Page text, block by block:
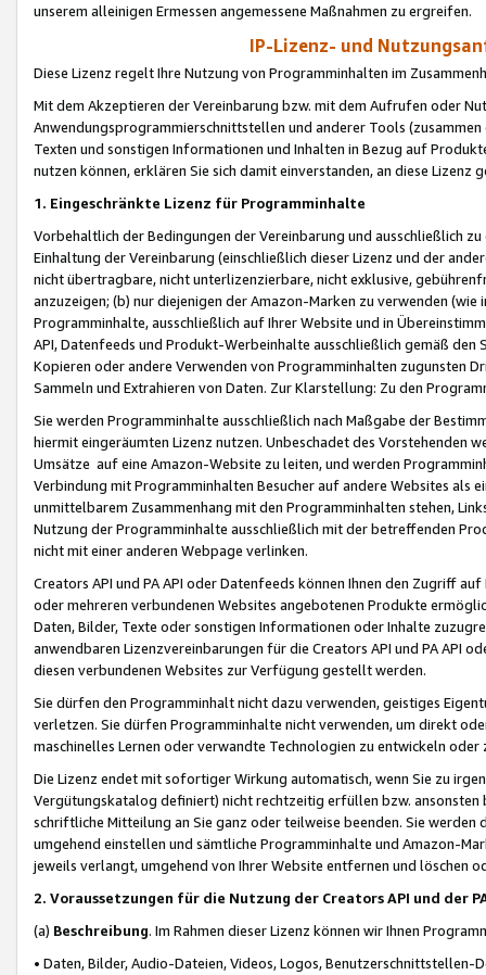
unserem alleinigen Ermessen angemessene Maßnahmen zu ergreifen.
IP-Lizenz- und
Diese Lizenz regelt Ihre Nutzung von Programminhalten im
Mit dem Akzeptieren der Vereinbarung bzw. mit dem Aufrufen oder
Anwendungsprogrammierschnittstellen und anderer Tools (zusammen
Texten und sonstigen Informationen und Inhalten in Bezug auf
nutzen können, erklären Sie sich damit einverstanden, an diese Lizenz
1. Eingeschränkte Lizenz für Programminhalte
Vorbehaltlich der Bedingungen der Vereinbarung und ausschließlich
Einhaltung der Vereinbarung (einschließlich dieser Lizenz und der
nicht übertragbare, nicht unterlizenzierbare, nicht exklusive,
anzuzeigen; (b) nur diejenigen der Amazon-Marken zu verwenden
Programminhalte, ausschließlich auf Ihrer Website und in
API, Datenfeeds und Produkt-Werbeinhalte ausschließlich gemäß
Kopieren oder andere Verwenden von Programminhalten zugunsten
Sammeln und Extrahieren von Daten. Zur Klarstellung: Zu den
Sie werden Programminhalte ausschließlich nach Maßgabe der
hiermit eingeräumten Lizenz nutzen. Unbeschadet des Vorstehenden
Umsätze auf eine Amazon-Website zu leiten, und werden
Verbindung mit Programminhalten Besucher auf andere Websites als
unmittelbarem Zusammenhang mit den Programminhalten stehen,
Nutzung der Programminhalte ausschließlich mit der betreffenden
nicht mit einer anderen Webpage verlinken.
Creators API und PA API oder Datenfeeds können Ihnen den Zugriff
oder mehreren verbundenen Websites angebotenen Produkte
Daten, Bilder, Texte oder sonstigen Informationen oder Inhalte
anwendbaren Lizenzvereinbarungen für die Creators API und PA API
diesen verbundenen Websites zur Verfügung gestellt werden.
Sie dürfen den Programminhalt nicht dazu verwenden, geistiges
verletzen. Sie dürfen Programminhalte nicht verwenden, um direkt
maschinelles Lernen oder verwandte Technologien zu entwickeln
Die Lizenz endet mit sofortiger Wirkung automatisch, wenn Sie zu
Vergütungskatalog definiert) nicht rechtzeitig erfüllen bzw. ansonsten
schriftliche Mitteilung an Sie ganz oder teilweise beenden. Sie werden
umgehend einstellen und sämtliche Programminhalte und Amazon-
jeweils verlangt, umgehend von Ihrer Website entfernen und löschen
2. Voraussetzungen für die Nutzung der Creators API und der
(a) Beschreibung. Im Rahmen dieser Lizenz können wir Ihnen
• Daten, Bilder, Audio-Dateien, Videos, Logos, Benutzerschnittstellen-